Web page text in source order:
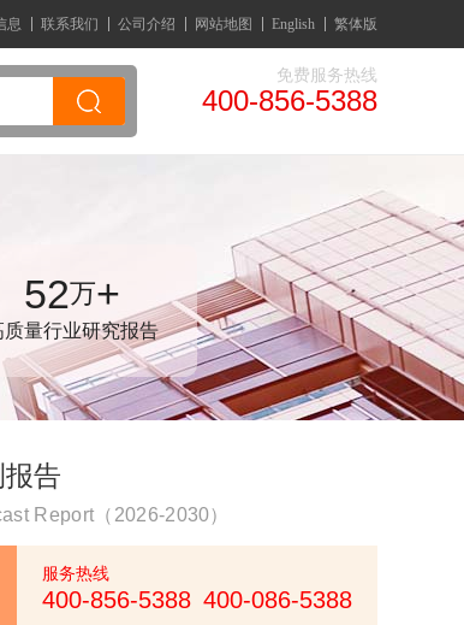
息 联系我们 公司介绍 网站地图 English 繁体版
免费服务热线
400-856-5388
52万+
质量行业研究报告
告
Report（2026-2030）
服务热线
400-856-5388 400-086-5388